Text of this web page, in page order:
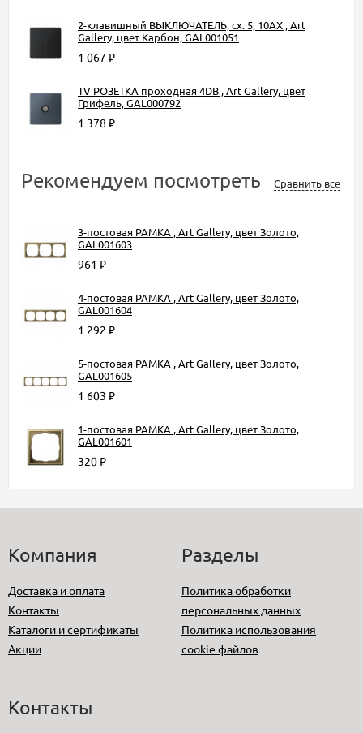
2-клавишный ВЫКЛЮЧАТЕЛЬ, сх. 5, 10АХ , Art
Gallery, цвет Карбон, GAL001051
1 067 ₽
TV РОЗЕТКА проходная 4DB , Art Gallery, цвет
Грифель, GAL000792
1 378 ₽
Рекомендуем посмотреть Сравнить все
3-постовая РАМКА , Art Gallery, цвет Золото,
GAL001603
961 ₽
4-постовая РАМКА , Art Gallery, цвет Золото,
GAL001604
1 292 ₽
5-постовая РАМКА , Art Gallery, цвет Золото,
GAL001605
1 603 ₽
1-постовая РАМКА , Art Gallery, цвет Золото,
GAL001601
320₽
Компания
Доставка и оплата
Контакты
Каталоги и сертификаты
Акции
Разделы
Политика обработки
персональных данных
Политика использования
cookie файлов
Контакты